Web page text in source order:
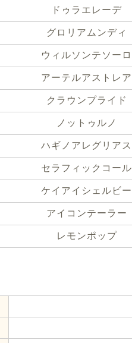
ドゥラエレーデ
グロリアムンディ
ウィルソンテソーロ
アーテルアストレア
クラウンプライド
ノットゥルノ
ハギノアレグリアス
セラフィックコール
ケイアイシェルビー
アイコンテーラー
レモンポップ